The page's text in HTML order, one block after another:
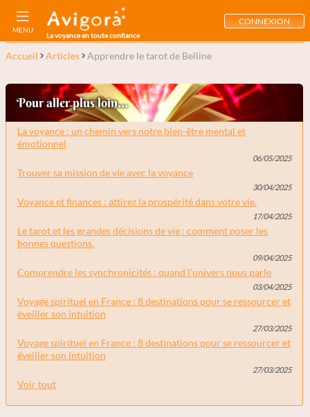
MENU
La voyance en toute confiance
CONNEXION
Accueil Articles Apprendre le tarot de Belline
Pour aller plus loin...
La voyance : un chemin vers notre bien-être mental et
émotionnel
06/05/2025
Trouver sa mission de vie avec la voyance
30/04/2025
Voyance et finances : attirez la prospérité dans votre vie.
17/04/2025
Le tarot et les grandes décisions de vie : comment poser les
bonnes questions.
09/04/2025
Comprendre les synchronicités : quand l'univers nous parle
03/04/2025
Voyage spirituel en France : 8 destinations pour se ressourcer et
éveiller son intuition
27/03/2025
Voyage spirituel en France : 8 destinations pour se ressourcer et
éveiller son intuition
27/03/2025
Voir tout